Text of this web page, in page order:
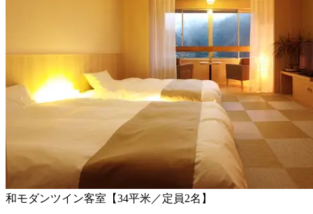
和モダンツイン客室【34平米／定員2名】